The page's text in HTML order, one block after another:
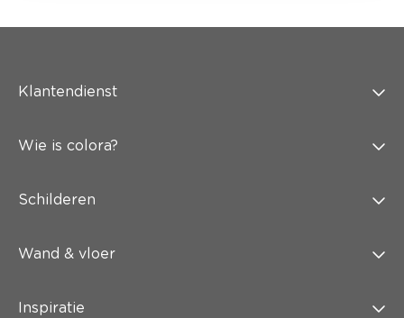
Klantendienst
Wie is colora?
Schilderen
Wand & vloer
Inspiratie